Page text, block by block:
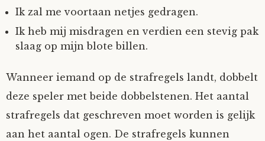
Ik zal me voortaan netjes gedragen.
Ik heb mij misdragen en verdien een stevig pak
slaag op mijn blote billen.
Wanneer iemand op de strafregels landt, dobbelt
deze speler met beide dobbelstenen. Het aantal
strafregels dat geschreven moet worden is gelijk
aan het aantal ogen. De strafregels kunnen